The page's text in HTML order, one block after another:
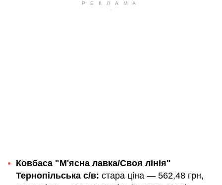
Ковбаса "М'ясна лавка/Своя лінія"
Тернопільська с/в: стара ціна — 562,48 грн,